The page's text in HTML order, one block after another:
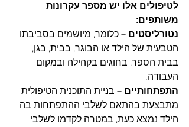
לטיפולים אלו יש מספר עקרונות
משותפים:
נטורליסטים – כלומר, מיושמים בסביבתו
הטבעית של הילד או הבוגר, בבית, בגן,
בבית הספר, בחוגים בקהילה ובמקום
העבודה.
התפתחותיים – בניית התוכנית הטיפולית
מתבצעת בהתאם לשלבי ההתפתחות בה
הילד נמצא כעת, במטרה לקדמו לשלבי